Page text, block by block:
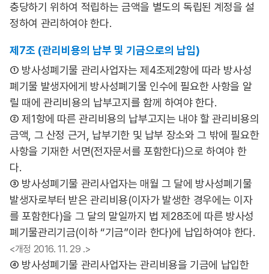
충당하기 위하여 적립하는 금액을 별도의 독립된 계정을 설
정하여 관리하여야 한다.
제7조 (관리비용의 납부 및 기금으로의 납입)
① 방사성폐기물 관리사업자는 제4조제2항에 따라 방사성
폐기물 발생자에게 방사성폐기물 인수에 필요한 사항을 알
릴 때에 관리비용의 납부고지를 함께 하여야 한다.
② 제1항에 따른 관리비용의 납부고지는 내야 할 관리비용의
금액, 그 산정 근거, 납부기한 및 납부 장소와 그 밖에 필요한
사항을 기재한 서면(전자문서를 포함한다)으로 하여야 한
다.
③ 방사성폐기물 관리사업자는 매월 그 달에 방사성폐기물
발생자로부터 받은 관리비용(이자가 발생한 경우에는 이자
를 포함한다)을 그 달의 말일까지 법 제28조에 따른 방사성
폐기물관리기금(이하 “기금”이라 한다)에 납입하여야 한다.
<개정 2016. 11. 29 .>
④ 방사성폐기물 관리사업자는 관리비용을 기금에 납입한